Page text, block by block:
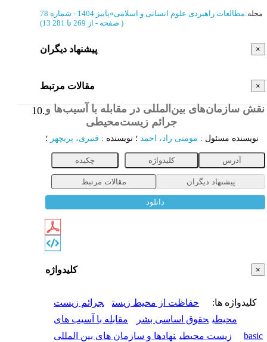
مجله:مطالعات راهبردی علوم انسانی و اسلامی»پاییز 1404 - شماره 78
(‎13 صفحه - )
× پیشنهاد دیگران
× مقالات مرتبط
10.نقش سازمان‌های بین‌المللی در مقابله با آسیب‌ها و
جرائم زیست‌محیطی
نویسنده مسئول : مومنی راد، احمد ؛ نویسنده : قنبری، پریچهر ؛
چکیده کلیدواژه آدرس
مقالات مرتبط پیشنهاد دیگران
دانلود
× کلیدواژه
کلیدواژه ها: حفاظت از محیط زیست
جرائم زیست
محیطی حقوق اساسی بشر
مقابله با آسیب های
زیست محیطی نهادها و سازمان های بین المللی
basic